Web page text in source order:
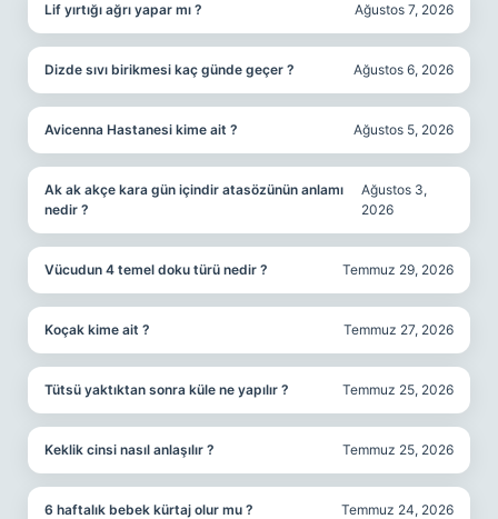
Lif yırtığı ağrı yapar mı ? Ağustos 7, 2026
Dizde sıvı birikmesi kaç günde geçer ? Ağustos 6, 2026
Avicenna Hastanesi kime ait ? Ağustos 5, 2026
Ak ak akçe kara gün içindir atasözünün anlamı
nedir ?
Ağustos 3,
2026
Vücudun 4 temel doku türü nedir ? Temmuz 29, 2026
Koçak kime ait ? Temmuz 27, 2026
Tütsü yaktıktan sonra küle ne yapılır ? Temmuz 25, 2026
Keklik cinsi nasıl anlaşılır ? Temmuz 25, 2026
6 haftalık bebek kürtaj olur mu ? Temmuz 24, 2026